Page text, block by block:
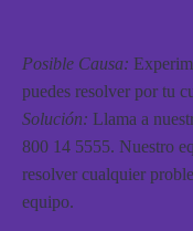
Posible Causa:
puedes resolver por tu
Solución: Llama a
800 14 5555. Nuestro
resolver cualquier
equipo.